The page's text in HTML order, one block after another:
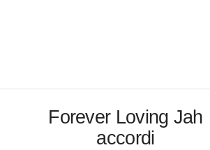
Forever Loving Jah
accordi